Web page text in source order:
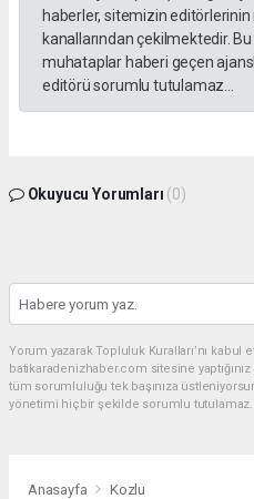
haberler, sitemizin
kanallarından çekilmektedir.
muhataplar haberi geçen
editörü sorumlu tutulamaz...
Okuyucu Yorumları (0)
Yorum yazarak Topluluk Kuralları’nı kabul
batikaradenizhaber.com sitesine
tüm sorumluluğu tek başınıza
yönetimi hiçbir şekilde sorumlu tutulamaz.
Anasayfa Kozlu